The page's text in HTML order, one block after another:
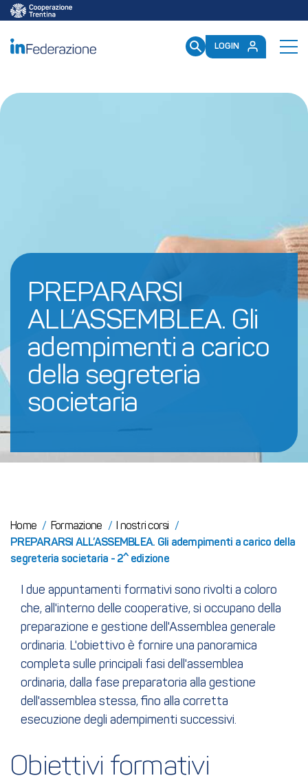
/mailup/GetToken
LOGIN
PREPARARSI
ALL’ASSEMBLEA. Gli
adempimenti a carico
della segreteria
societaria
Home / Formazione / I nostri corsi /
PREPARARSI ALL’ASSEMBLEA. Gli adempimenti a carico della
segreteria societaria - 2^ edizione
I due appuntamenti formativi sono rivolti a coloro
che, all'interno delle cooperative, si occupano della
preparazione e gestione dell'Assemblea generale
ordinaria. L'obiettivo è fornire una panoramica
completa sulle principali fasi dell'assemblea
ordinaria, dalla fase preparatoria alla gestione
dell'assemblea stessa, fino alla corretta
esecuzione degli adempimenti successivi.
Obiettivi formativi